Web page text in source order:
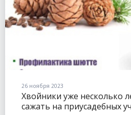
26 ноября 2023
Хвойники уже несколько
сажать на приусадебных